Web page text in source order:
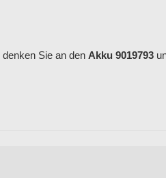
denken Sie an den Akku 9019793